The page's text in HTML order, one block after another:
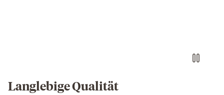
Langlebige Qualität